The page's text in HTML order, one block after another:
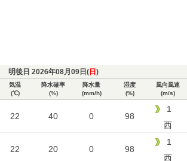
明後日 2026年08月09日(日 )
気温
(℃)
降水確率
(%)
降水量
(mm/h)
湿度
(%)
風向風速
(m/s)
22 40 0 98
1
西
22 20 0 98
1
西